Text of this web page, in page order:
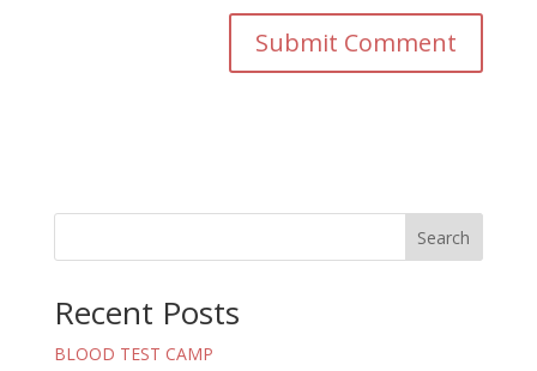
Search
Recent Posts
BLOOD TEST CAMP